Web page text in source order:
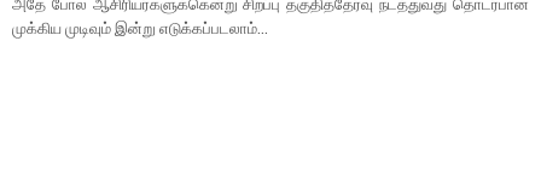
முக்கிய முடிவும் இன்று எடுக்கப்படலாம்...